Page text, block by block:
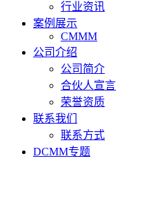
行业资讯
案例展示
CMMM
公司介绍
公司简介
合伙人宣言
荣誉资质
联系我们
联系方式
DCMM专题